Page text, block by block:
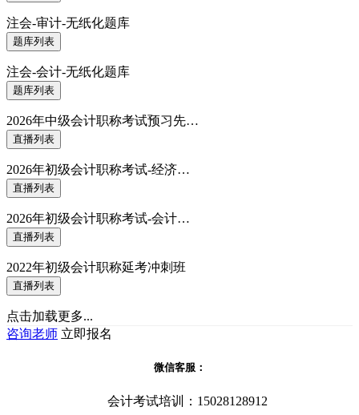
注会-审计-无纸化题库
题库列表
注会-会计-无纸化题库
题库列表
2026年中级会计职称考试预习先…
直播列表
2026年初级会计职称考试-经济…
直播列表
2026年初级会计职称考试-会计…
直播列表
2022年初级会计职称延考冲刺班
直播列表
点击加载更多...
咨询老师 立即报名
微信客服：
会计考试培训：15028128912